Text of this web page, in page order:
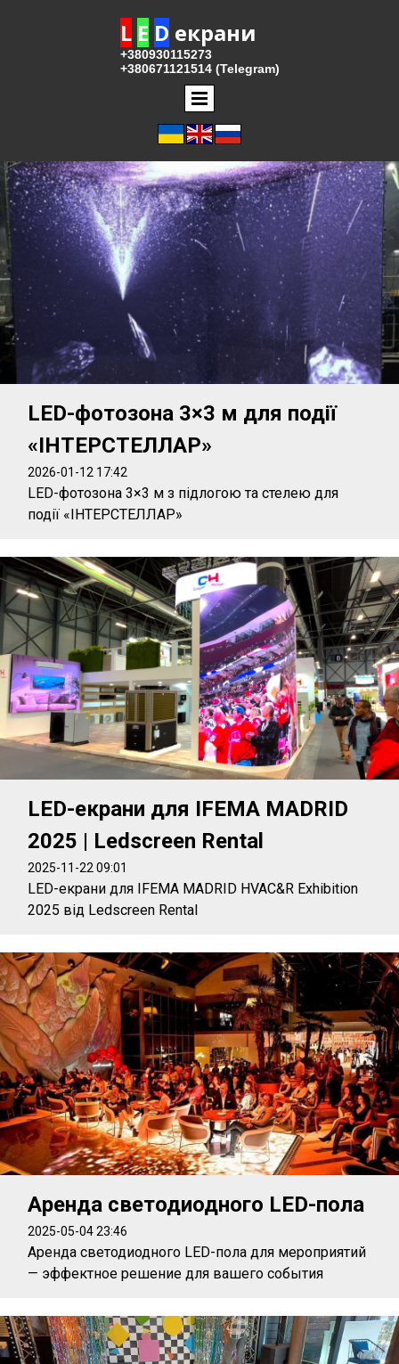
L E D екрани
+380930115273
+380671121514 (Telegram)
LED-фотозона 3×3 м для події
«ІНТЕРСТЕЛЛАР»
2026-01-12 17:42
LED-фотозона 3×3 м з підлогою та стелею для
події «ІНТЕРСТЕЛЛАР»
LED-екрани для IFEMA MADRID
2025 | Ledscreen Rental
2025-11-22 09:01
LED-екрани для IFEMA MADRID HVAC&R Exhibition
2025 від Ledscreen Rental
Аренда светодиодного LED-пола
2025-05-04 23:46
Аренда светодиодного LED-пола для мероприятий
— эффектное решение для вашего события